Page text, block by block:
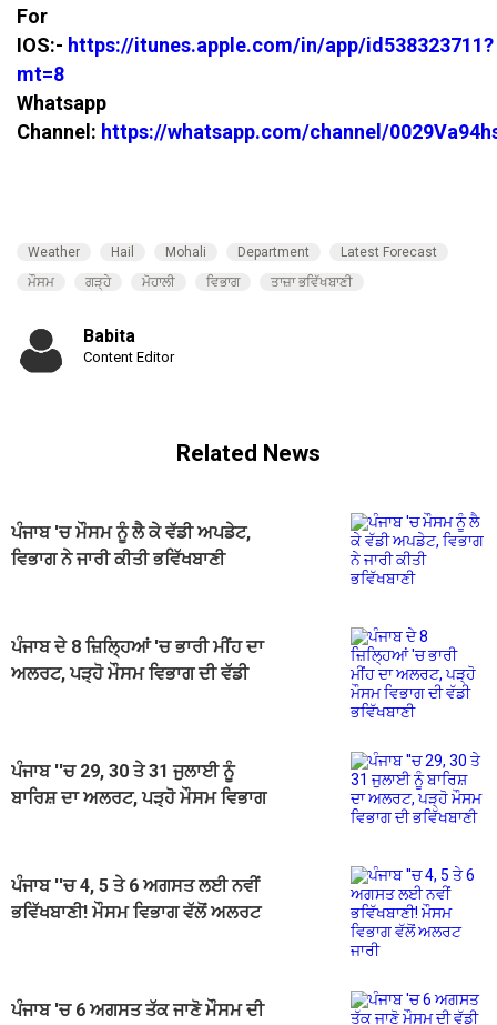
For
IOS:- https://itunes.apple.com/in/app/id538323711?
mt=8
Whatsapp
Channel: https://whatsapp.com/channel/
Weather Hail Mohali Department
Latest Forecast
ਮੌਸਮ
ਗੜ੍ਹੇ ਮੋਹਾਲੀ ਵਿਭਾਗ ਤਾਜ਼ਾ ਭਵਿੱਖਬਾਣੀ
Babita
Content Editor
Related News
ਪੰਜਾਬ 'ਚ ਮੌਸਮ ਨੂੰ ਲੈ ਕੇ ਵੱਡੀ ਅਪਡੇਟ,
ਵਿਭਾਗ ਨੇ ਜਾਰੀ ਕੀਤੀ ਭਵਿੱਖਬਾਣੀ
ਪੰਜਾਬ ਦੇ 8 ਜ਼ਿਲ੍ਹਿਆਂ 'ਚ ਭਾਰੀ ਮੀਂਹ ਦਾ
ਅਲਰਟ, ਪੜ੍ਹੋ ਮੌਸਮ ਵਿਭਾਗ ਦੀ ਵੱਡੀ
ਪੰਜਾਬ ''ਚ 29, 30 ਤੇ 31 ਜੁਲਾਈ ਨੂੰ
ਬਾਰਿਸ਼ ਦਾ ਅਲਰਟ, ਪੜ੍ਹੋ ਮੌਸਮ ਵਿਭਾਗ
ਪੰਜਾਬ ''ਚ 4, 5 ਤੇ 6 ਅਗਸਤ ਲਈ ਨਵੀਂ
ਭਵਿੱਖਬਾਣੀ! ਮੌਸਮ ਵਿਭਾਗ ਵੱਲੋਂ ਅਲਰਟ
ਪੰਜਾਬ 'ਚ 6 ਅਗਸਤ ਤੱਕ ਜਾਣੋ ਮੌਸਮ ਦੀ